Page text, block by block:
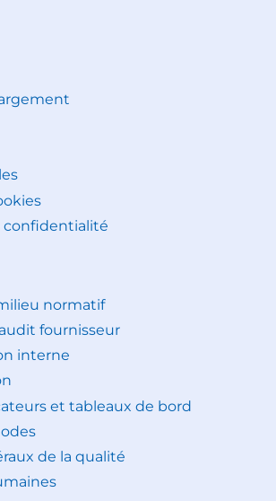
confidentialité
normatif
fournisseur
interne
et tableaux de bord
de la qualité